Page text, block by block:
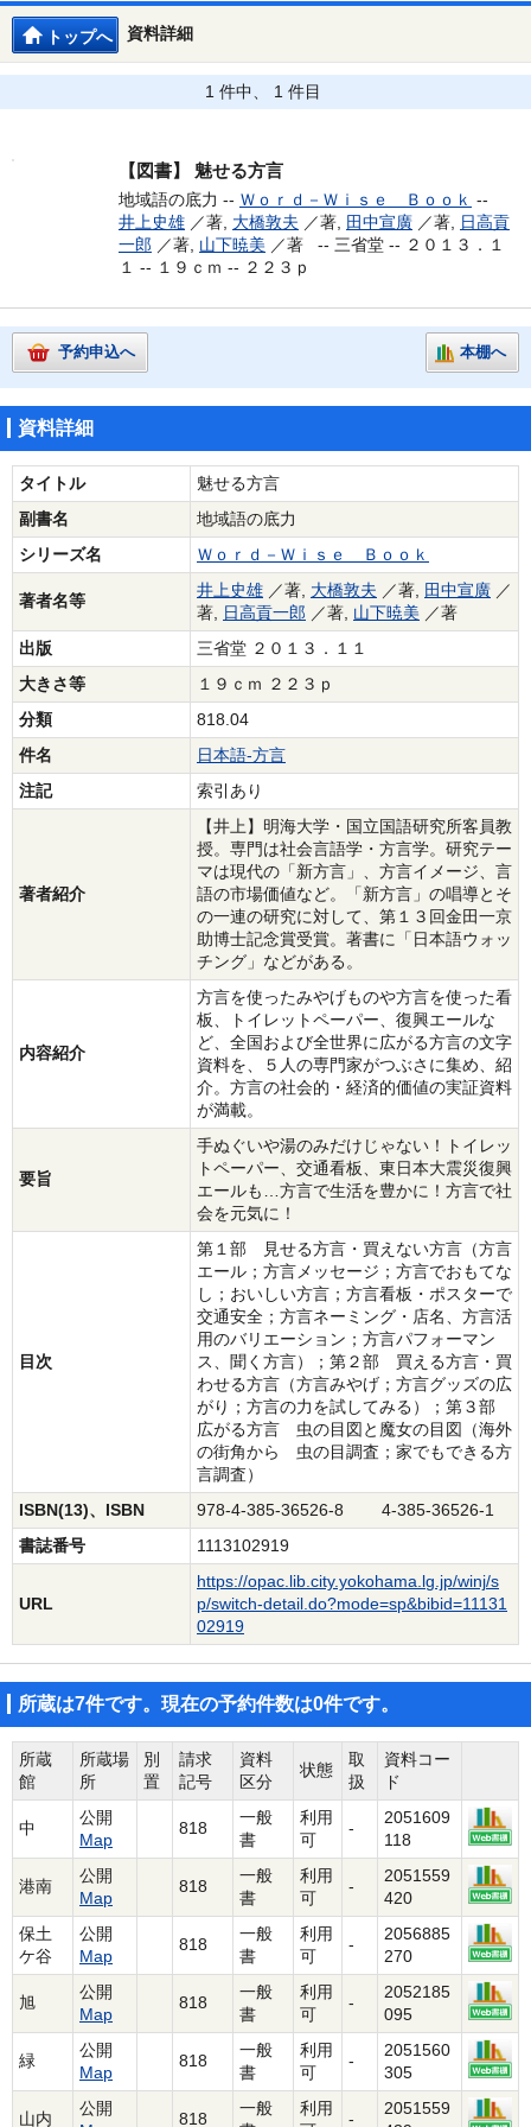
資料詳細
トップへ
1 件中、 1 件目
【図書】 魅せる方言
地域語の底力 -- Ｗｏｒｄ－Ｗｉｓｅ Ｂｏｏｋ --
井上史雄 ／著, 大橋敦夫 ／著, 田中宣廣 ／著, 日高貢
一郎 ／著, 山下暁美 ／著 -- 三省堂 -- ２０１３．１
１ -- １９ｃｍ -- ２２３ｐ
予約申込へ 本棚へ
資料詳細
タイトル
魅せる方言
副書名
地域語の底力
シリーズ名
Ｗｏｒｄ－Ｗｉｓｅ Ｂｏｏｋ
著者名等
井上史雄 ／著, 大橋敦夫 ／著, 田中宣廣 ／
著, 日高貢一郎 ／著, 山下暁美 ／著
出版
三省堂 ２０１３．１１
大きさ等
１９ｃｍ ２２３ｐ
分類
818.04
件名
日本語‐方言
注記
索引あり
著者紹介
【井上】明海大学・国立国語研究所客員教
授。専門は社会言語学・方言学。研究テー
マは現代の「新方言」、方言イメージ、言
語の市場価値など。「新方言」の唱導とそ
の一連の研究に対して、第１３回金田一京
助博士記念賞受賞。著書に「日本語ウォッ
チング」などがある。
内容紹介
方言を使ったみやげものや方言を使った看
板、トイレットペーパー、復興エールな
ど、全国および全世界に広がる方言の文字
資料を、５人の専門家がつぶさに集め、紹
介。方言の社会的・経済的価値の実証資料
が満載。
要旨
手ぬぐいや湯のみだけじゃない！トイレッ
トペーパー、交通看板、東日本大震災復興
エールも…方言で生活を豊かに！方言で社
会を元気に！
目次
第１部 見せる方言・買えない方言（方言
エール；方言メッセージ；方言でおもてな
し；おいしい方言；方言看板・ポスターで
交通安全；方言ネーミング・店名、方言活
用のバリエーション；方言パフォーマン
ス、聞く方言）；第２部 買える方言・買
わせる方言（方言みやげ；方言グッズの広
がり；方言の力を試してみる）；第３部
広がる方言 虫の目図と魔女の目図（海外
の街角から 虫の目調査；家でもできる方
言調査）
ISBN(13)、ISBN
978-4-385-36526-8 4-385-36526-1
書誌番号
1113102919
URL
https://opac.lib.city.yokohama.lg.jp/winj/s
p/switch-detail.do?mode=sp&bibid=11131
02919
所蔵は7件です。現在の予約件数は0件です。
所蔵
館
所蔵場
所
別
置
請求
記号
資料
区分
状態
取
扱
資料コー
ド
中
公開
Map
818
一般
書
利用
可
-
2051609
118
港南
公開
Map
818
一般
書
利用
可
-
2051559
420
保土
ケ谷
公開
Map
818
一般
書
利用
可
-
2056885
270
旭
公開
Map
818
一般
書
利用
可
-
2052185
095
緑
公開
Map
818
一般
書
利用
可
-
2051560
305
山内
公開
818
一般
利用
-
2051559